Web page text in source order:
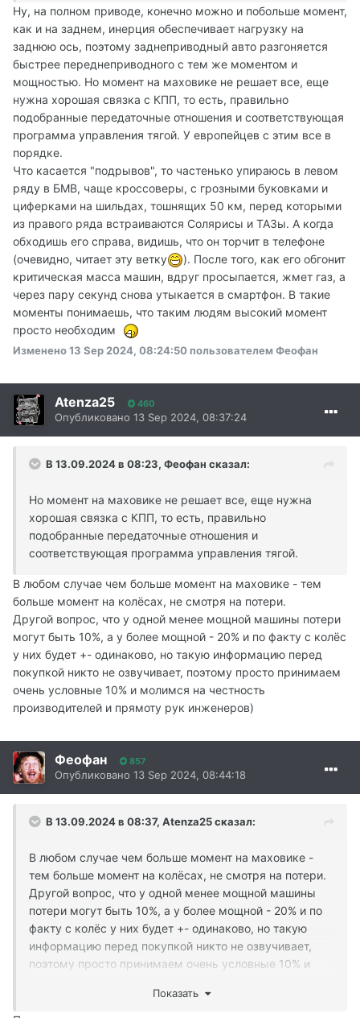
400лс/760Нм на m50d, на которой тоже довелось
покататься - предел мечтаний)
Ну, на полном приводе, конечно можно и побольше момент,
как и на заднем, инерция обеспечивает нагрузку на
заднюю ось, поэтому заднеприводный авто разгоняется
быстрее переднеприводного с тем же моментом и
мощностью. Но момент на маховике не решает все, еще
нужна хорошая связка с КПП, то есть, правильно
подобранные передаточные отношения и соответствующая
программа управления тягой. У европейцев с этим все в
порядке.
Что касается "подрывов", то частенько упираюсь в левом
ряду в БМВ, чаще кроссоверы, с грозными буковками и
циферками на шильдах, тошнящих 50 км, перед которыми
из правого ряда встраиваются Солярисы и ТАЗы. А когда
обходишь его справа, видишь, что он торчит в телефоне
(очевидно, читает эту ветку
). После того, как его обгонит
критическая масса машин, вдруг просыпается, жмет газ, а
через пару секунд снова утыкается в смартфон. В такие
моменты понимаешь, что таким людям высокий момент
просто необходим
Изменено13 Sep 2024, 08:24:50пользователем Феофан
Atenza25 460
Опубликовано 13 Sep 2024, 08:37:24
В 13.09.2024 в 08:23, Феофан сказал:
Но момент на маховике не решает все, еще нужна
хорошая связка с КПП, то есть, правильно
подобранные передаточные отношения и
соответствующая программа управления тягой.
В любом случае чем больше момент на маховике - тем
больше момент на колёсах, не смотря на потери.
Другой вопрос, что у одной менее мощной машины потери
могут быть 10%, а у более мощной - 20% и по факту с колёс
у них будет +- одинаково, но такую информацию перед
покупкой никто не озвучивает, поэтому просто принимаем
очень условные 10% и молимся на честность
производителей и прямоту рук инженеров)
Феофан 857
Опубликовано 13 Sep 2024, 08:44:18
В 13.09.2024 в 08:37, Atenza25сказал:
В любом случае чем больше момент на маховике -
тем больше момент на колёсах, не смотря на потери.
Другой вопрос, что у одной менее мощной машины
потери могут быть 10%, а у более мощной - 20% и по
факту с колёс у них будет +- одинаково, но такую
информацию перед покупкой никто не озвучивает,
поэтому просто принимаем очень условные 10% и
Показать